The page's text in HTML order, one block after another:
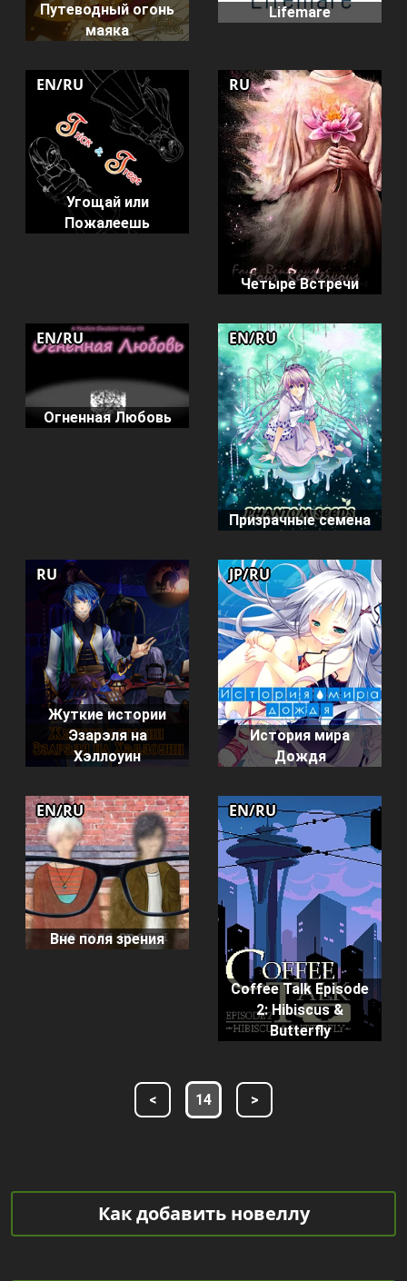
Путеводный огонь
маяка
Lifemare
Угощай или
Пожалеешь
EN/RU
Четыре Встречи
RU
Огненная Любовь
EN/RU
Призрачные семена
EN/RU
Жуткие истории
Эзарэля на
Хэллоуин
RU
История мира
Дождя
JP/RU
Вне поля зрения
EN/RU
Coffee Talk Episode
2: Hibiscus &
Butterfly
EN/RU
< 14 >
Как добавить новеллу